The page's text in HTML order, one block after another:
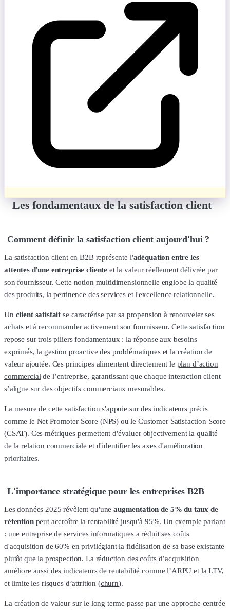
Les fondamentaux de la satisfaction client
Comment définir la satisfaction client aujourd'hui ?
La satisfaction client en B2B représente l'adéquation entre les
attentes d'une entreprise cliente et la valeur réellement délivrée par
son fournisseur. Cette notion multidimensionnelle englobe la qualité
des produits, la pertinence des services et l'excellence relationnelle.
Un client satisfait se caractérise par sa propension à renouveler ses
achats et à recommander activement son fournisseur. Cette satisfaction
repose sur trois piliers fondamentaux : la réponse aux besoins
exprimés, la gestion proactive des problématiques et la création de
valeur ajoutée. Ces principes alimentent directement le plan d’action
commercial de l’entreprise, garantissant que chaque interaction client
s’aligne sur des objectifs commerciaux mesurables.
La mesure de cette satisfaction s'appuie sur des indicateurs précis
comme le Net Promoter Score (NPS) ou le Customer Satisfaction Score
(CSAT). Ces métriques permettent d'évaluer objectivement la qualité
de la relation commerciale et d'identifier les axes d'amélioration
prioritaires.
L'importance stratégique pour les entreprises B2B
Les données 2025 révèlent qu'uneaugmentation de 5% du taux de
rétentionpeut accroître la rentabilité jusqu'à 95%. Un exemple parlant
: une entreprise de services informatiques a réduit ses coûts
d'acquisition de 60% en privilégiant la fidélisation de sa base existante
plutôt que la prospection. La réduction des coûts d’acquisition
améliore aussi des indicateurs de rentabilité comme l’ARPU et laLTV,
et limite les risques d’attrition (churn).
La création de valeur sur le long terme passe par une approche centrée